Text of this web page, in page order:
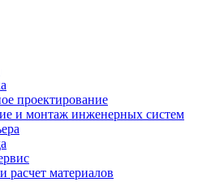
проектирование
и монтаж инженерных систем
расчет материалов